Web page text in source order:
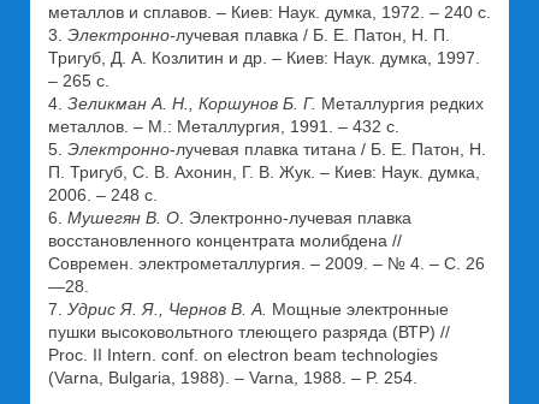
металлов и сплавов. – Киев: Наук. думка, 1972. – 240 с.
3. Электронно-лучевая плавка / Б. Е. Патон, Н. П.
Тригуб, Д. А. Козлитин и др. – Киев: Наук. думка, 1997.
– 265 с.
4. Зеликман А. Н., Коршунов Б. Г. Металлургия редких
металлов. – М.: Металлургия, 1991. – 432 с.
5. Электронно-лучевая плавка титана / Б. Е. Патон, Н.
П. Тригуб, С. В. Ахонин, Г. В. Жук. – Киев: Наук. думка,
2006. – 248 с.
6. Мушегян В. О . Электронно-лучевая плавка
восстановленного концентрата молибдена //
Современ. электрометаллургия. – 2009. – № 4. – С. 26
—28.
7. Удрис Я. Я., Чернов В. А. Мощные электронные
пушки высоковольтного тлеющего разряда (ВТР) //
Proc. II Intern. conf. on electron beam technologies
(Varna, Bulgaria, 1988). – Varna, 1988. – P. 254.